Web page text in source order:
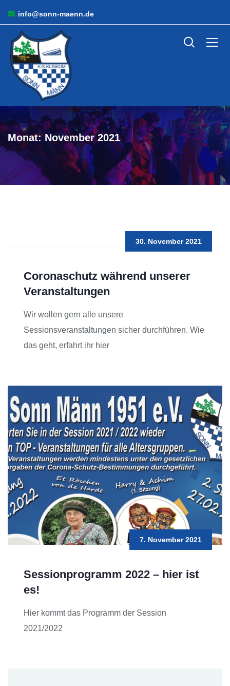
info@sonn-maenn.de
Monat:November 2021
30. November 2021
Coronaschutz während unserer
Veranstaltungen
Wir wollen gern alle unsere
Sessionsveranstaltungen sicher durchführen. Wie
das geht, erfahrt ihr hier
7. November 2021
Sessionprogramm 2022 – hier ist
es!
Hier kommt das Programm der Session
2021/2022